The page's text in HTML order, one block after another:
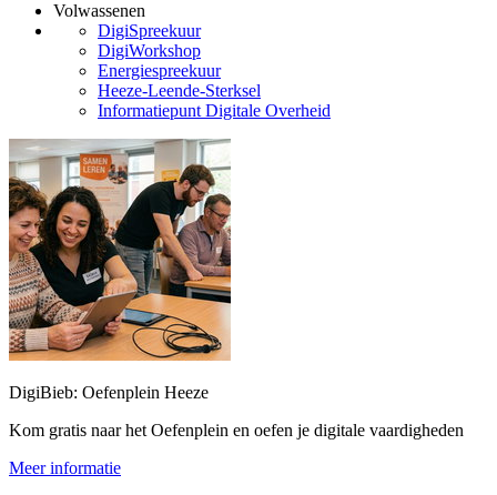
Volwassenen
DigiSpreekuur
DigiWorkshop
Energiespreekuur
Heeze-Leende-Sterksel
Informatiepunt Digitale Overheid
DigiBieb: Oefenplein Heeze
Kom gratis naar het Oefenplein en oefen je digitale vaardigheden
Meer informatie